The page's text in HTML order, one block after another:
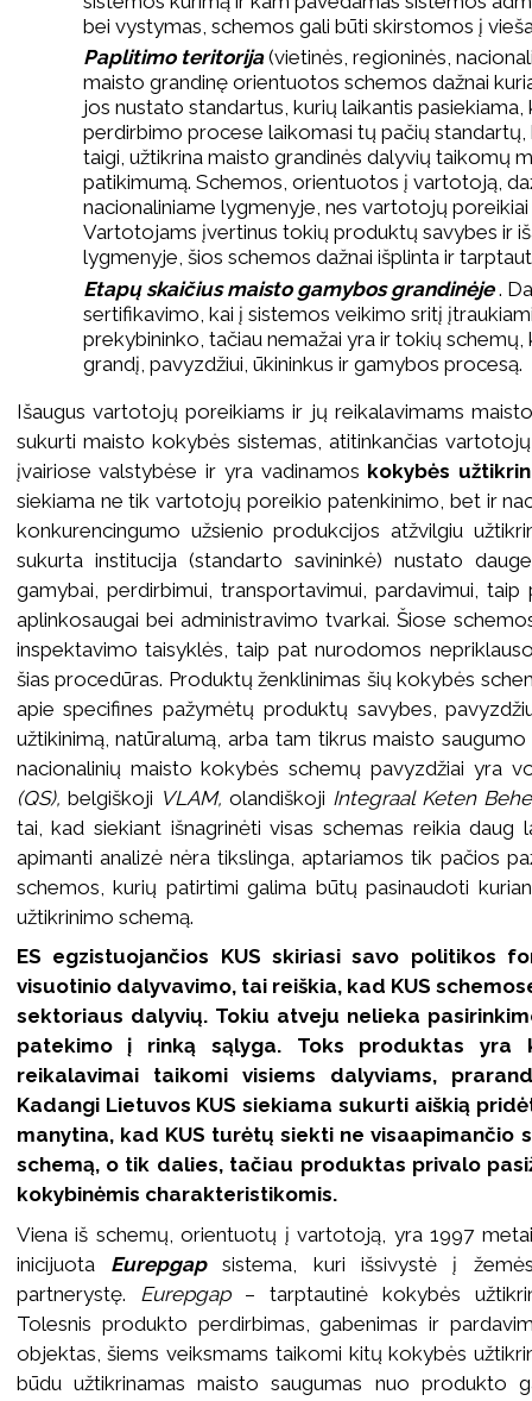
bei vystymas, schemos gali būti skirstomos į
Paplitimo teritorija (vietinės, regioninės,
maisto grandinę orientuotos schemos dažnai
jos nustato standartus, kurių laikantis
perdirbimo procese laikomasi tų pačių standartų,
taigi, užtikrina maisto grandinės dalyvių taikomų
patikimumą. Schemos, orientuotos į vartotoją,
nacionaliniame lygmenyje, nes vartotojų
Vartotojams įvertinus tokių produktų savybes ir
lygmenyje, šios schemos dažnai išplinta ir
Etapų skaičius maisto gamybos grandinėje .
sertifikavimo, kai į sistemos veikimo sritį
prekybininko, tačiau nemažai yra ir tokių
grandį, pavyzdžiui, ūkininkus ir gamybos procesą.
Išaugus vartotojų poreikiams ir jų reikalavimams
sukurti maisto kokybės sistemas, atitinkančias
įvairiose valstybėse ir yra vadinamos kokybės
siekiama ne tik vartotojų poreikio patenkinimo, bet ir
konkurencingumo užsienio produkcijos atžvilgiu
sukurta institucija (standarto savininkė) nustato
gamybai, perdirbimui, transportavimui, pardavimui,
aplinkosaugai bei administravimo tvarkai. Šiose
inspektavimo taisyklės, taip pat nurodomos
šias procedūras. Produktų ženklinimas šių kokybės
apie specifines pažymėtų produktų savybes,
užtikinimą, natūralumą, arba tam tikrus maisto
nacionalinių maisto kokybės schemų pavyzdžiai yra
(QS), belgiškoji VLAM,olandiškoji Integraal Keten
tai, kad siekiant išnagrinėti visas schemas reikia
apimanti analizė nėra tikslinga, aptariamos tik pačios
schemos, kurių patirtimi galima būtų pasinaudoti
užtikrinimo schemą.
ES egzistuojančios KUS skiriasi savo politikos
visuotinio dalyvavimo, tai reiškia, kad KUS
sektoriaus dalyvių. Tokiu atveju nelieka
patekimo į rinką sąlyga. Toks produktas yra
reikalavimai taikomi visiems dalyviams,
Kadangi Lietuvos KUS siekiama sukurti aiškią
manytina, kad KUS turėtų siekti ne visaapimančio
schemą, o tik dalies, tačiau produktas privalo
kokybinėmis charakteristikomis.
Viena iš schemų, orientuotų į vartotoją, yra 1997
inicijuota Eurepgap
sistema, kuri išsivystė į
partnerystę. Eurepgap– tarptautinė kokybės
Tolesnis produkto perdirbimas, gabenimas ir
objektas, šiems veiksmams taikomi kitų kokybės
būdu užtikrinamas maisto saugumas nuo produkto